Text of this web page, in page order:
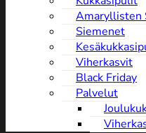
Amaryllisten
Siemenet
Viherkasvit
Black Friday
Palvelut